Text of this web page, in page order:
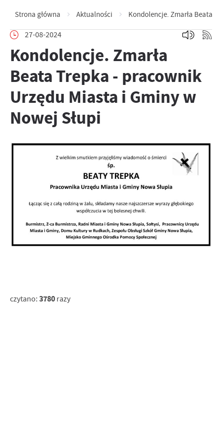
Strona główna Aktualności Kondolencje. Zmarła Beata
27-08-2024
Kondolencje. Zmarła
Beata Trepka - pracownik
Urzędu Miasta i Gminy w
Nowej Słupi
czytano: 3780 razy